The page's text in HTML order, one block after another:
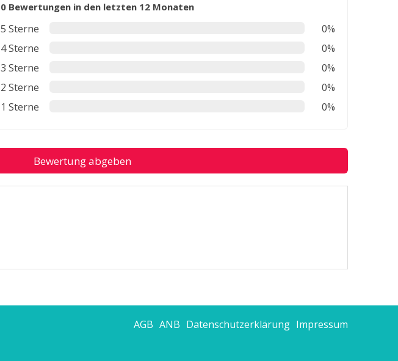
0 Bewertungen in den letzten 12 Monaten
5 Sterne
0%
4 Sterne
0%
3 Sterne
0%
2 Sterne
0%
1 Sterne
0%
Bewertung abgeben
AGB ANB Datenschutzerklärung Impressum